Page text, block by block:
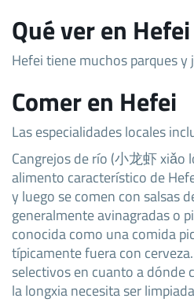
Qué ver en Hefei
Hefei tiene muchos parques y
Comer en Hefei
Las especialidades locales
Cangrejos de río (小龙虾 xiǎo
alimento característico de
y luego se comen con salsas
generalmente avinagradas o
conocida como una comida
típicamente fuera con
selectivos en cuanto a dónde
la longxia necesita ser